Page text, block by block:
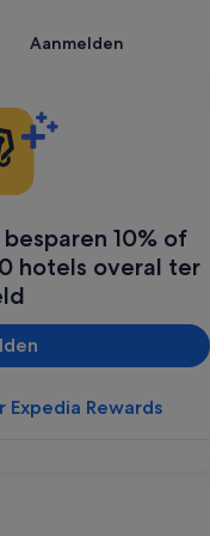
Aanmelden
10% of
hotels overal ter
Rewards